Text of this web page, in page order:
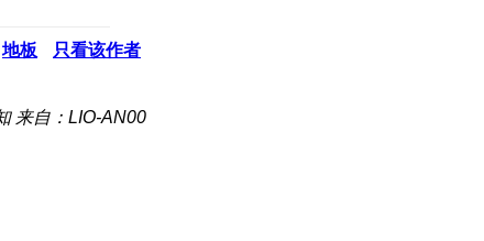
地板 只看该作者
来自：LIO-AN00